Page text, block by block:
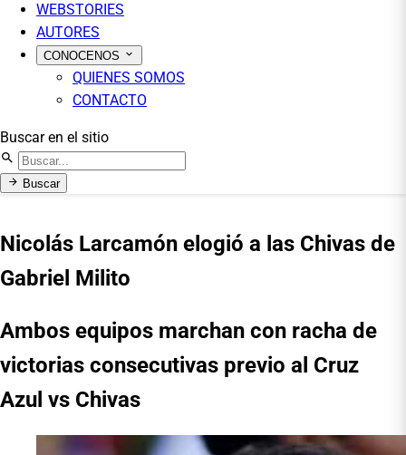
WEBSTORIES
AUTORES
CONOCENOS
QUIENES SOMOS
CONTACTO
Buscar en el sitio
Buscar
Nicolás Larcamón elogió a las Chivas de
Gabriel Milito
Ambos equipos marchan con racha de
victorias consecutivas previo al Cruz
Azul vs Chivas